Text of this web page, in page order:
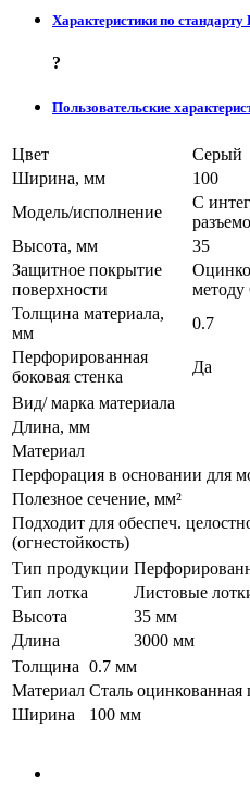
Характеристики по
?
Пользовательские
Цвет
Серый
Ширина, мм
100
Модель/исполнение
С
Высота, мм
35
Защитное покрытие
поверхности
методу
Толщина материала,
мм
0.7
Перфорированная
боковая стенка
Да
Вид/ марка материала
Длина, мм
Материал
Перфорация в основании для
Полезное сечение, мм²
Подходит для обеспеч.
(огнестойкость)
Тип продукции
Тип лотка
Листовые
Высота
35 мм
Длина
3000 мм
Толщина 0.7 мм
Материал Сталь
Ширина
100 мм